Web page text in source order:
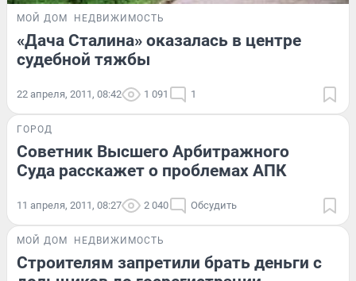
МОЙ ДОМ НЕДВИЖИМОСТЬ
«Дача Сталина» оказалась в центре
судебной тяжбы
22 апреля, 2011, 08:42 1 091 1
ГОРОД
Советник Высшего Арбитражного
Суда расскажет о проблемах АПК
11 апреля, 2011, 08:27 2 040 Обсудить
МОЙ ДОМ НЕДВИЖИМОСТЬ
Строителям запретили брать деньги с